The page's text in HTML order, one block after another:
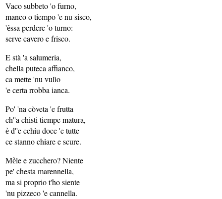
Vaco subbeto 'o furno,
manco o tiempo 'e nu sisco,
'ѐssa perdere 'o turno:
serve cavero e frisco.
E stà 'a salumeria,
chella puteca affianco,
ca mette 'nu vulìo
'e certa rrobba ianca.
Po' 'na còveta 'e frutta
ch''a chisti tiempe matura,
ѐ d''e cchiu doce 'e tutte
ce stanno chiare e scure.
Mѐle e zucchero? Niente
pe' chesta marennella,
ma si proprio t'ho siente
'nu pizzeco 'e cannella.